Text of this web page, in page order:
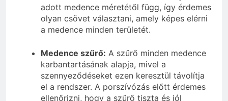
adott medence méretétől függ, így érdemes
olyan csövet választani, amely képes elérni
a medence minden területét.
Medence szűrő: A szűrő minden medence
karbantartásának alapja, mivel a
szennyeződéseket ezen keresztül távolítja
el a rendszer. A porszívózás előtt érdemes
ellenőrizni, hogy a szűrő tiszta és jól